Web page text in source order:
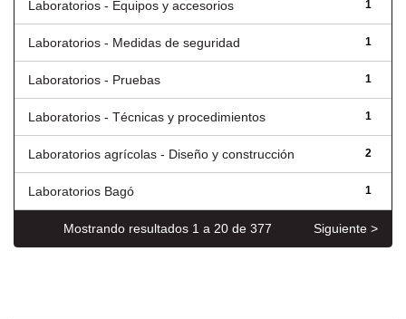
Laboratorios - Equipos y accesorios 1
Laboratorios - Medidas de seguridad 1
Laboratorios - Pruebas 1
Laboratorios - Técnicas y procedimientos 1
Laboratorios agrícolas - Diseño y construcción 2
Laboratorios Bagó 1
Mostrando resultados 1 a 20 de 377 Siguiente >